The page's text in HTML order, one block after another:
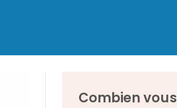
Combien vous